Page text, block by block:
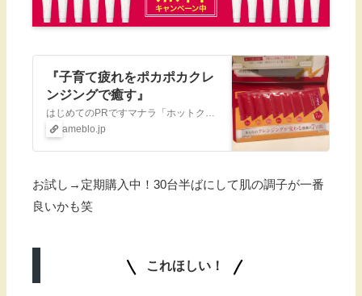
『子育て疲れをポカポカクレ
ンジングで癒す』
はじめてのPRですマナラ「ホットクレンジングゲル マッサージプラス」のサンプルをご提供いただいたので、正直な使用感を書いていきたいと思いますマナラ「ホットク…
ameblo.jp
お試し→定期購入中！30台半ばにして肌の調子が一番
良いかも笑
これほしい！